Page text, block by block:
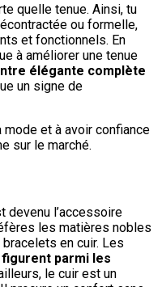
quelle tenue. Ainsi, tu
ou formelle,
et fonctionnels. En
à améliorer une tenue
élégante complète
un signe de
et à avoir confiance
sur le marché.
devenu l’accessoire
les matières nobles
en cuir. Les
parmi les
le cuir est un